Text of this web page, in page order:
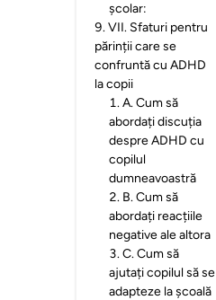
școlar:
9.VII. Sfaturi pentru
părinții care se
confruntă cu ADHD
la copii
1.A. Cum să
abordați discuția
despre ADHD cu
copilul
dumneavoastră
2. B. Cum să
abordați reacțiile
negative ale altora
3.C. Cum să
ajutați copilul să se
adapteze la școală